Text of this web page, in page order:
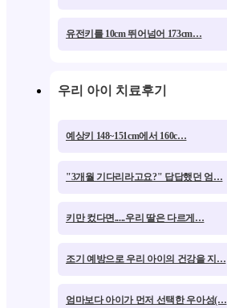
유전키를 10cm 뛰어넘어 173cm…
우리 아이 치료후기
예상키 148~151cm에서 160c…
"3개월 기다리라고요?" 답답했던 엄…
키만 컸다면.....우리 딸은 다르게…
조기 예방으로 우리 아이의 건강을 지…
엄마보다 아이가 먼저 선택한 우아성(…